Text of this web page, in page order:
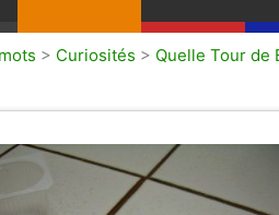
> Curiosités > Quelle Tour de